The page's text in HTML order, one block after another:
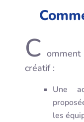
C
créatif :
Une
les